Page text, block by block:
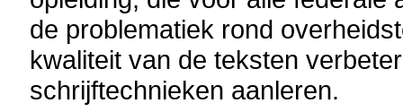
de problematiek rond
kwaliteit van de teksten
schrijftechnieken aanleren.